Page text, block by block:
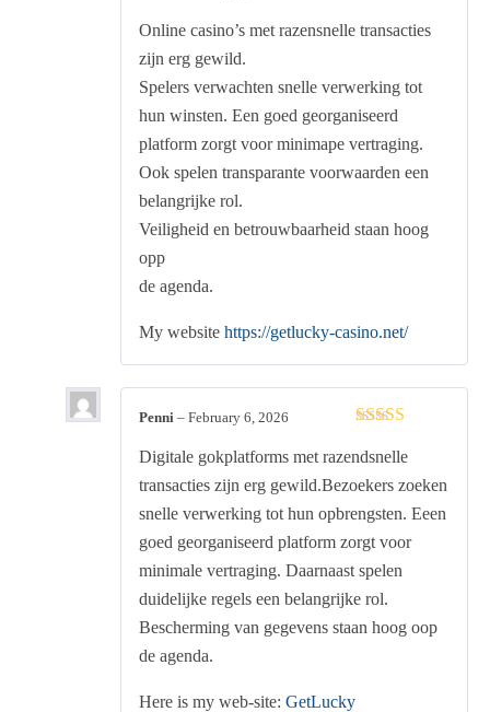
2out
Online casino’s met razensnelle transacties
zijn erg gewild.
Spelers verwachten snelle verwerking tot
hun winsten. Een goed georganiseerd
platform zorgt voor minimape vertraging.
Ook spelen transparante voorwaarden een
belangrijke rol.
Veiligheid en betrouwbaarheid staan hoog
opp
de agenda.
My website https://getlucky-casino.net/
out of 5
Penni – February 6, 2026
Digitale gokplatforms met razendsnelle
transacties zijn erg gewild.Bezoekers zoeken
snelle verwerking tot hun opbrengsten. Eeen
goed georganiseerd platform zorgt voor
minimale vertraging. Daarnaast spelen
duidelijke regels een belangrijke rol.
Bescherming van gegevens staan hoog oop
de agenda.
Here is my web-site: GetLucky